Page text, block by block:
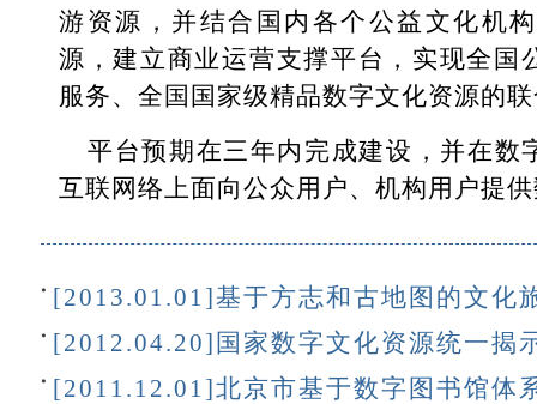
游资源，并结合国内各个公益文化机
源，建立商业运营支撑平台，实现全国
服务、全国国家级精品数字文化资源的
平台预期在三年内完成建设，并在数
互联网络上面向公众用户、机构用户提
[2013.01.01]基于方志和古地图的文化
[2012.04.20]国家数字文化资源统一揭
[2011.12.01]北京市基于数字图书馆体